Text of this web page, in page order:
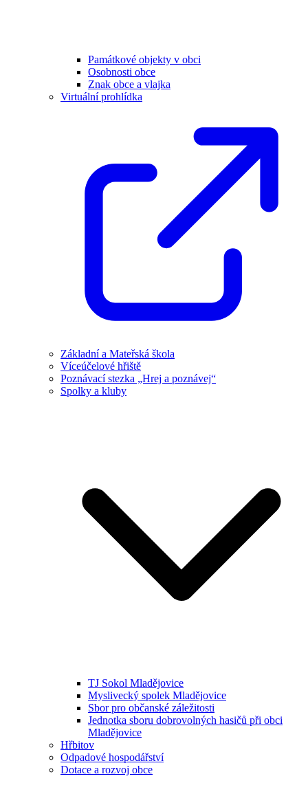
Památkové objekty v obci
Osobnosti obce
Znak obce a vlajka
Virtuální prohlídka
Základní a Mateřská škola
Víceúčelové hřiště
Poznávací stezka „Hrej a poznávej“
Spolky a kluby
TJ Sokol Mladějovice
Myslivecký spolek Mladějovice
Sbor pro občanské záležitosti
Jednotka sboru dobrovolných hasičů při obci
Mladějovice
Hřbitov
Odpadové hospodářství
Dotace a rozvoj obce